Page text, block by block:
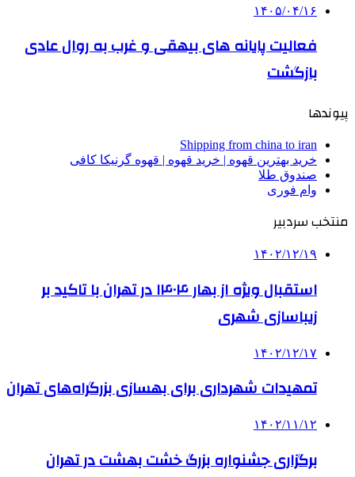
۱۴۰۵/۰۴/۱۶
فعالیت پایانه های بیهقی و غرب به روال عادی
بازگشت
پیوندها
Shipping from china to iran
خرید بهترین قهوه | خرید قهوه | قهوه گرنیکا کافی
صندوق طلا
وام فوری
منتخب سردبیر
۱۴۰۲/۱۲/۱۹
استقبال ویژه از بهار ۱۴۰۴ در تهران با تاکید بر
زیباسازی شهری
۱۴۰۲/۱۲/۱۷
تمهیدات شهرداری برای بهسازی بزرگراه‌های تهران
۱۴۰۲/۱۱/۱۲
برگزاری جشنواره بزرگ خشت بهشت در تهران